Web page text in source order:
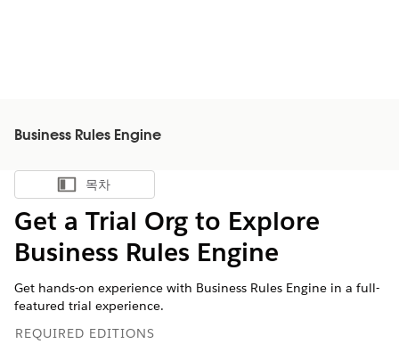
Business Rules Engine
목차 표시
목차
Get a Trial Org to Explore
Business Rules Engine
Get hands-on experience with Business Rules Engine in a full-
featured trial experience.
REQUIRED EDITIONS